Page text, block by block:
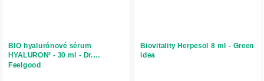
BIO hyalurónové sérum
HYALURON² - 30 ml - Dr.
Feelgood
Biovitality Herpesol 8 ml - Green
idea